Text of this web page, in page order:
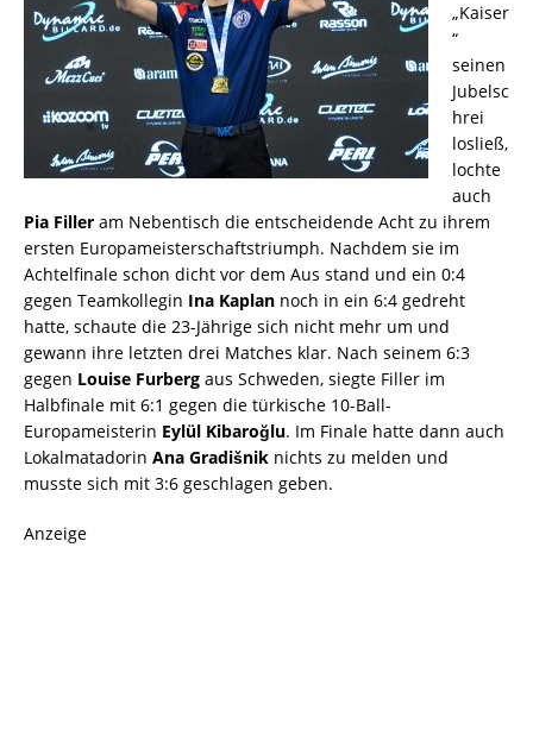
„Kaiser
“
seinen
Jubelsc
hrei
losließ,
lochte
auch
Pia Filler am Nebentisch die entscheidende Acht zu ihrem
ersten Europameisterschaftstriumph. Nachdem sie im
Achtelfinale schon dicht vor dem Aus stand und ein 0:4
gegen Teamkollegin Ina Kaplan noch in ein 6:4 gedreht
hatte, schaute die 23-Jährige sich nicht mehr um und
gewann ihre letzten drei Matches klar. Nach seinem 6:3
gegen Louise Furberg aus Schweden, siegte Filler im
Halbfinale mit 6:1 gegen die türkische 10-Ball-
Europameisterin Eylül Kibaroğlu. Im Finale hatte dann auch
Lokalmatadorin Ana Gradišnik nichts zu melden und
musste sich mit 3:6 geschlagen geben.
Anzeige